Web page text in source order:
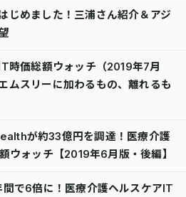
じめました！三浦さん紹介＆アジ
時価総額ウォッチ（2019年7月
ムスリーに加わるもの、離れるも
が約33億円を調達！医療介護
ウォッチ【2019年6月版・後編】
で6倍に！医療介護ヘルスケアIT